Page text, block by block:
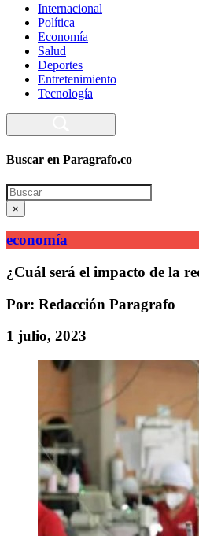
Internacional
Política
Economía
Salud
Deportes
Entretenimiento
Tecnología
Buscar en Paragrafo.co
Search
×
economía
¿Cuál será el impacto de la
Por: Redacción Paragrafo
1 julio, 2023